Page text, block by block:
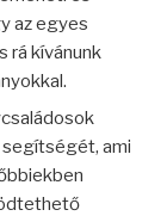
az egyes
rá kívánunk
ami